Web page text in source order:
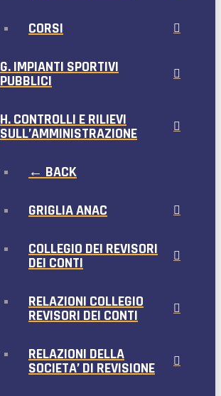
CORSI
G. IMPIANTI SPORTIVI
PUBBLICI
H. CONTROLLI E RILIEVI
SULL’AMMINISTRAZIONE
← BACK
GRIGLIA ANAC
COLLEGIO DEI REVISORI
DEI CONTI
RELAZIONI COLLEGIO
REVISORI DEI CONTI
RELAZIONI DELLA
SOCIETA’ DI REVISIONE